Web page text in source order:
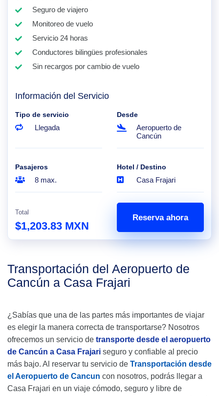
Seguro de viajero
Monitoreo de vuelo
Servicio 24 horas
Conductores bilingües profesionales
Sin recargos por cambio de vuelo
Información del Servicio
Tipo de servicio
Llegada
Desde
Aeropuerto de
Cancún
Pasajeros
8 max.
Hotel / Destino
Casa Frajari
Total
$1,203.83 MXN
Reserva ahora
Transportación del Aeropuerto de
Cancún a Casa Frajari
¿Sabías que una de las partes más importantes de viajar
es elegir la manera correcta de transportarse? Nosotros
ofrecemos un servicio de transporte desde el aeropuerto
de Cancún a Casa Frajari seguro y confiable al precio
más bajo. Al reservar tu servicio de Transportación desde
el Aeropuerto de Cancun con nosotros, podrás llegar a
Casa Frajari en un viaje cómodo, seguro y libre de